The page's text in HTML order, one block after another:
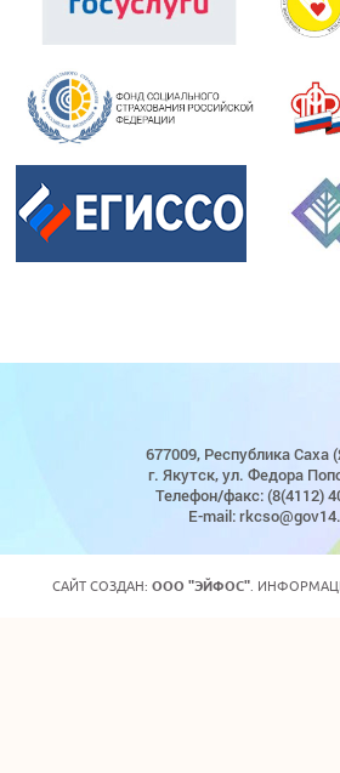
677009, Республика Саха
г. Якутск, ул. Федора
Телефон/факс: (8(4112)
E-mail:
САЙТ СОЗДАН: ООО "ЭЙФОС" .